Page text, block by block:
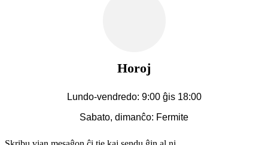
Horoj
Lundo-vendredo: 9:00 ĝis 18:00
Sabato, dimanĉo: Fermite